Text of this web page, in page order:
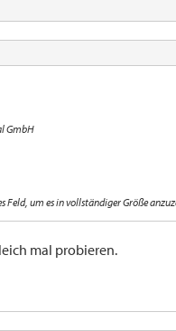
GmbH
Feld, um es in vollständiger Größe
mal probieren.